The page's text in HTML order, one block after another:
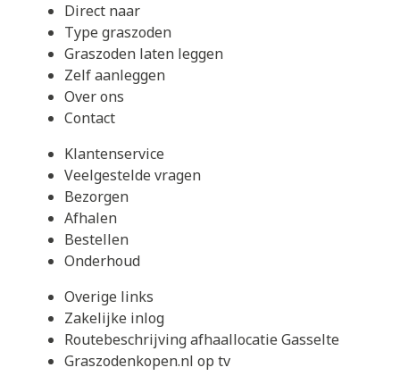
Direct naar
Type graszoden
Graszoden laten leggen
Zelf aanleggen
Over ons
Contact
Klantenservice
Veelgestelde vragen
Bezorgen
Afhalen
Bestellen
Onderhoud
Overige links
Zakelijke inlog
Routebeschrijving afhaallocatie Gasselte
Graszodenkopen.nl op tv